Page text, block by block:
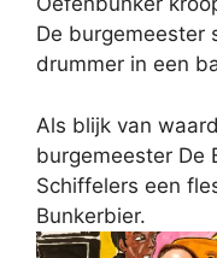
De burgemeester
drummer in een
Als blijk van
burgemeester De
Schiffelers een
Bunkerbier.